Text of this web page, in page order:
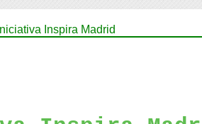
Iniciativa Inspira Madrid